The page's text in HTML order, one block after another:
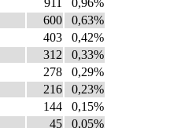
600
0,63%
403
0,42%
312
0,33%
278
0,29%
216
0,23%
144
0,15%
45 0,05%